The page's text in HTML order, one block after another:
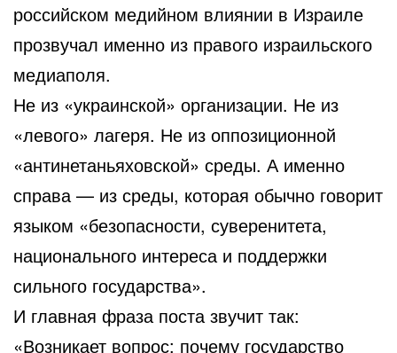
российском медийном влиянии в Израиле
прозвучал именно из правого израильского
медиаполя.
Не из «украинской» организации. Не из
«левого» лагеря. Не из оппозиционной
«антинетаньяховской» среды. А именно
справа — из среды, которая обычно говорит
языком «безопасности, суверенитета,
национального интереса и поддержки
сильного государства».
И главная фраза поста звучит так:
«Возникает вопрос: почему государство